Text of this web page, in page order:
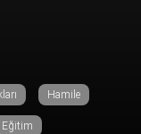
Hamile
Eğitim